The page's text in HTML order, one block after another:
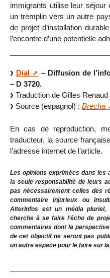
immigrants utilise leur
un tremplin vers un autre
de projet d’installation
l’encontre d’une potentielle
Dial
– Diffusion de
– D 3720.
Traduction de Gilles Renaud
Source (espagnol) : Brecha
En cas de reproduction,
traducteur, la source
l’adresse internet de l’article.
Les opinions exprimées dans
la seule responsabilité de leurs
pas nécessairement celles des
commentaire injurieux ou
AlterInfos est un média
cherche à se faire l’écho de
commentaires dont la
de cet objectif ne seront pas
un autre espace pour le faire sur